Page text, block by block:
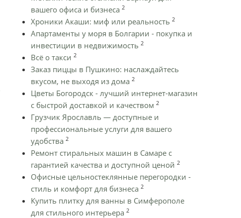
вашего офиса и бизнеса 2
Хроники Акаши: миф или реальность 2
Апартаменты у моря в Болгарии - покупка и
инвестиции в недвижимость 2
Всё о такси 2
Заказ пиццы в Пушкино: наслаждайтесь
вкусом, не выходя из дома 2
Цветы Богородск - лучший интернет-магазин
с быстрой доставкой и качеством 2
Грузчик Ярославль — доступные и
профессиональные услуги для вашего
удобства 2
Ремонт стиральных машин в Самаре с
гарантией качества и доступной ценой 2
Офисные цельностеклянные перегородки -
стиль и комфорт для бизнеса 2
Купить плитку для ванны в Симферополе
для стильного интерьера 2